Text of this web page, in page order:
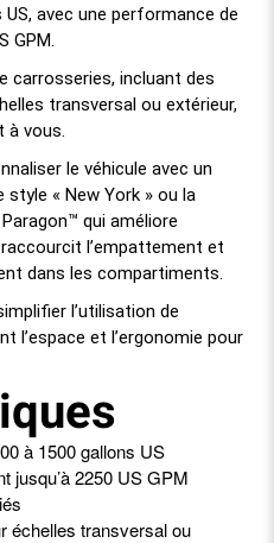
avec une performance de
GPM.
carrosseries, incluant des
transversal ou extérieur,
à vous.
le véhicule avec un
« New York » ou la
qui améliore
l’empattement et
dans les compartiments.
l’utilisation de
l’espace et l’ergonomie pour
à 1500 gallons US
jusqu’à 2250 US GPM
échelles transversal ou